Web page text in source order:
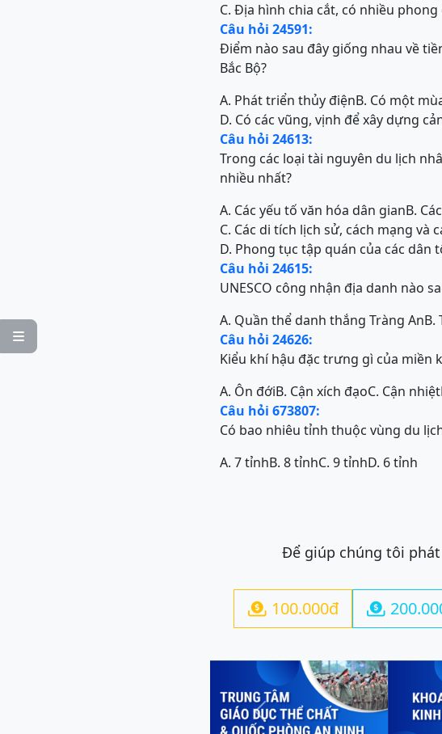

C. Địa hình chia cắt, có nhiều
Câu hỏi 24591:
Điểm nào sau đây giống nhau về
Bắc Bộ?
A. Phát triển thủy điệnB. Có một
D. Có các vũng, vịnh để xây dựng
Câu hỏi 24613:
Trong các loại tài nguyên du lịch
nhiều nhất?
A. Các yếu tố văn hóa dân gianB.
C. Các di tích lịch sử, cách mạng
D. Phong tục tập quán của các dân
Câu hỏi 24615:
UNESCO công nhận địa danh nào
A. Quần thể danh thắng Tràng AnB.
Câu hỏi 24626:
Kiểu khí hậu đặc trưng gì của miền
A. Ôn đớiB. Cận xích đạoC. Cận nhiệt
Câu hỏi 673807:
Có bao nhiêu tỉnh thuộc vùng du
A. 7 tỉnhB. 8 tỉnhC. 9 tỉnhD. 6 tỉnh
Để giúp chúng tôi
 100.000đ 
Previous